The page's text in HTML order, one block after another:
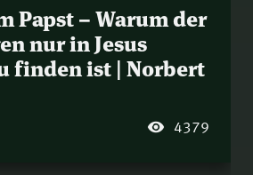
Papst – Warum der
nur in Jesus
finden ist | Norbert
4379